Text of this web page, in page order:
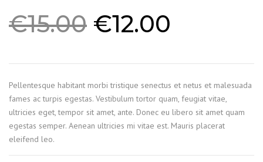
€15.00 Original
was:
€15.00.
€12.00
is:
€12.00.
Pellentesque habitant morbi tristique senectus et netus et malesuada
fames ac turpis egestas. Vestibulum tortor quam, feugiat vitae,
ultricies eget, tempor sit amet, ante. Donec eu libero sit amet quam
egestas semper. Aenean ultricies mi vitae est. Mauris placerat
eleifend leo.